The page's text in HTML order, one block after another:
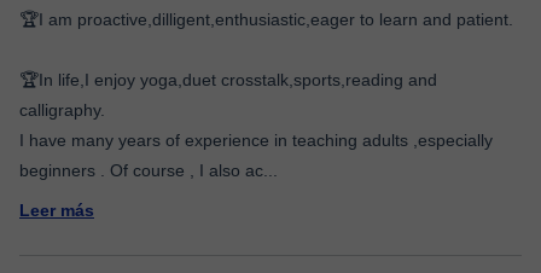
🏆I am proactive,dilligent,enthusiastic,eager to learn and patient.
🏆In life,I enjoy yoga,duet crosstalk,sports,reading and
calligraphy.
I have many years of experience in teaching adults ,especially
beginners . Of course , I also ac
Leer más